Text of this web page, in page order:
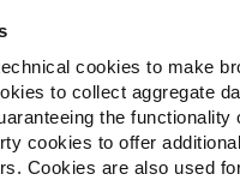
cookies to make
to collect aggregate
the functionality
cookies to offer
Cookies are also used